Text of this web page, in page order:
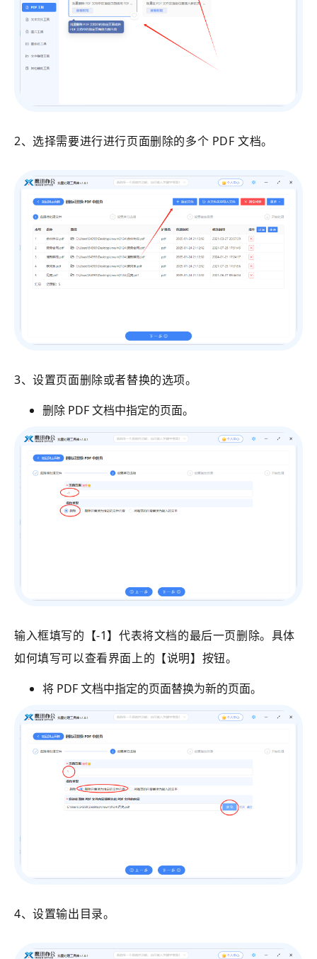
2、选择需要进行进行页面删除的多个 PDF 文档。
3、设置页面删除或者替换的选项。
删除 PDF 文档中指定的页面。
输入框填写的【-1】代表将文档的最后一页删除。具体
如何填写可以查看界面上的【说明】按钮。
将 PDF 文档中指定的页面替换为新的页面。
4、设置输出目录。